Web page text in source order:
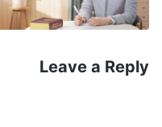
عمل الله في الأيام
إن استطعت أن أُغيّر
Leave a Reply